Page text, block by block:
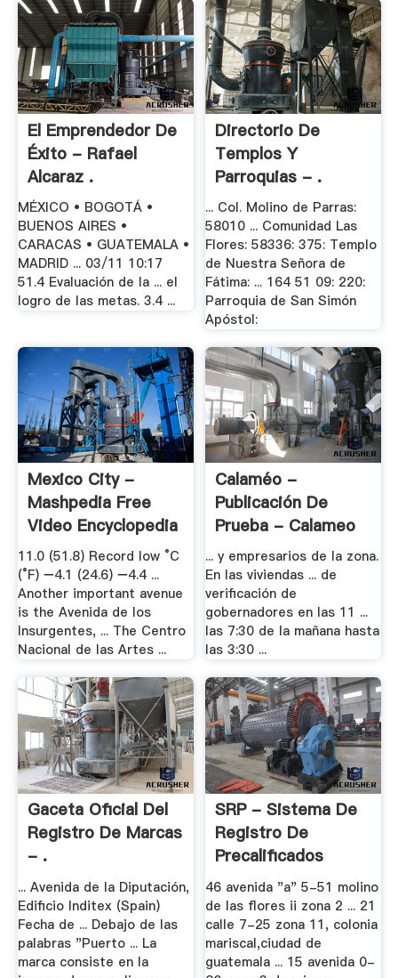
El Emprendedor De
Éxito - Rafael
Alcaraz .
MÉXICO • BOGOTÁ •
BUENOS AIRES •
CARACAS • GUATEMALA •
MADRID ... 03/11 10:17
51.4 Evaluación de la ... el
logro de las metas. 3.4 ...
Directorio De
Templos Y
Parroquias - .
... Col. Molino de Parras:
58010 ... Comunidad Las
Flores: 58336: 375: Templo
de Nuestra Señora de
Fátima: ... 164 51 09: 220:
Parroquia de San Simón
Apóstol:
Mexico City -
Mashpedia Free
Video Encyclopedia
11.0 (51.8) Record low °C
(°F) −4.1 (24.6) −4.4 ...
Another important avenue
is the Avenida de los
Insurgentes, ... The Centro
Nacional de las Artes ...
Calaméo -
Publicación De
Prueba - Calameo
... y empresarios de la zona.
En las viviendas ... de
verificación de
gobernadores en las 11 ...
las 7:30 de la mañana hasta
las 3:30 ...
Gaceta Oficial Del
Registro De Marcas
- .
... Avenida de la Diputación,
Edificio Inditex (Spain)
Fecha de ... Debajo de las
palabras "Puerto ... La
marca consiste en la
SRP - Sistema De
Registro De
Precalificados
46 avenida "a" 5-51 molino
de las flores ii zona 2 ... 21
calle 7-25 zona 11, colonia
mariscal,ciudad de
guatemala ... 15 avenida 0-